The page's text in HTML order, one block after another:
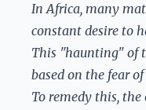
In Africa, many
constant desire to
This "haunting" of
based on the fear
To remedy this,